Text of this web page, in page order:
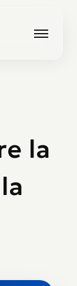
la